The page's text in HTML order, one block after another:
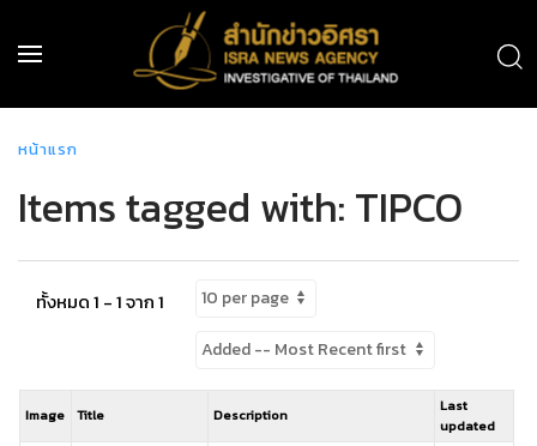
หน้าแรก
Items tagged with: TIPCO
ทั้งหมด 1 - 1 จาก 1
Image Title Description
Last
updated